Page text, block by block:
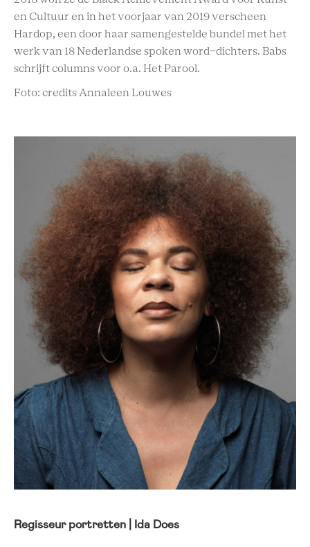
en Cultuur en in het voorjaar van 2019 verscheen
Hardop, een door haar samengestelde bundel met het
werk van 18 Nederlandse spoken word-dichters. Babs
schrijft columns voor o.a. Het Parool.
Foto: credits Annaleen Louwes
Regisseur portretten | Ida Does